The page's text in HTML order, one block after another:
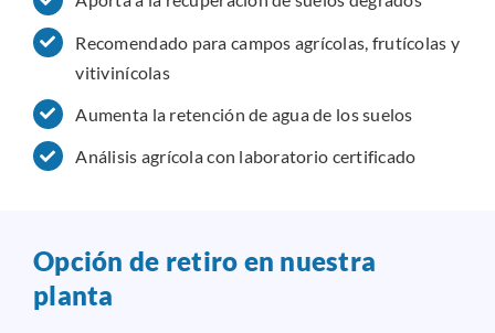
Recomendado para campos agrícolas, frutícolas y
vitivinícolas
Aumenta la retención de agua de los suelos
Análisis agrícola con laboratorio certificado
Opción de retiro en nuestra
planta